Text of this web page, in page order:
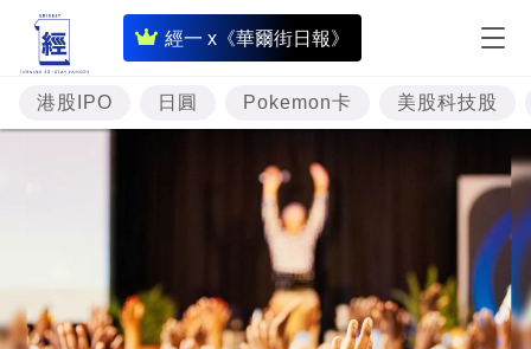
經一 x《華爾街日報》
即
時
財
經
資
樓
港股IPO 日圓 Pokemon卡 美股科技股